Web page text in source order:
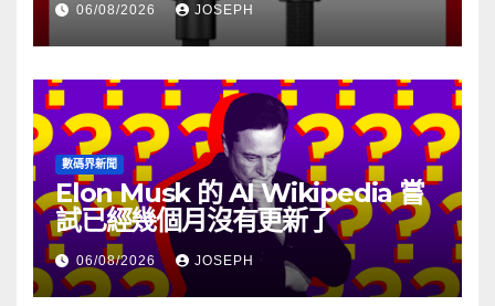
06/08/2026 JOSEPH
數碼界新聞
Elon Musk 的 AI Wikipedia 嘗
試已經幾個月沒有更新了
06/08/2026 JOSEPH